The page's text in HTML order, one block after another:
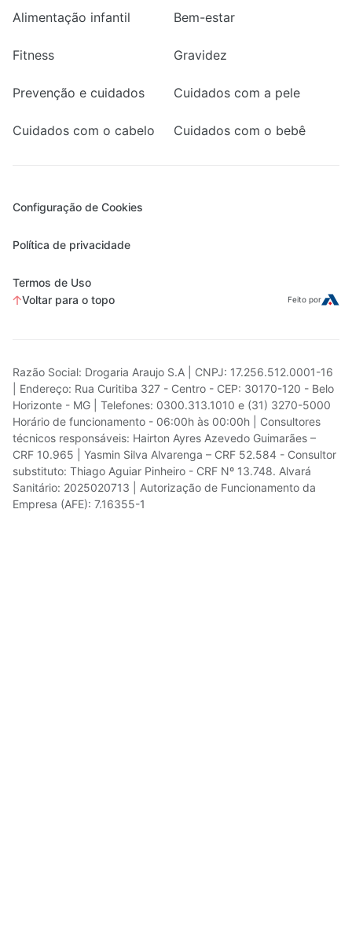
Alimentação infantil Bem-estar
Fitness Gravidez
Prevenção e cuidados Cuidados com a pele
Cuidados com o cabelo Cuidados com o bebê
Configuração de Cookies
Política de privacidade
Termos de Uso
Voltar para o topo
Feito por
Razão Social: Drogaria Araujo S.A | CNPJ: 17.256.512.0001-16
| Endereço: Rua Curitiba 327 - Centro - CEP: 30170-120 - Belo
Horizonte - MG | Telefones: 0300.313.1010 e (31) 3270-5000
Horário de funcionamento - 06:00h às 00:00h | Consultores
técnicos responsáveis: Hairton Ayres Azevedo Guimarães –
CRF 10.965 | Yasmin Silva Alvarenga – CRF 52.584 - Consultor
substituto: Thiago Aguiar Pinheiro - CRF Nº 13.748. Alvará
Sanitário: 2025020713 | Autorização de Funcionamento da
Empresa (AFE): 7.16355-1